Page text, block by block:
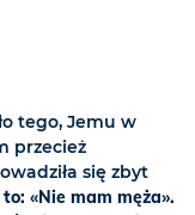
tego, Jemu w
przecież
się zbyt
«Nie mam męża».